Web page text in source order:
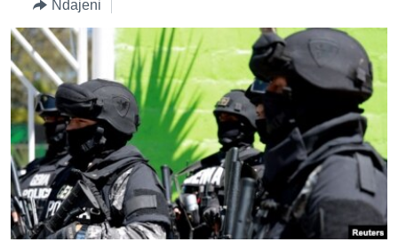
KULTURË
SHKENCË DHE TEKNOLOGJI
SHËNDETËSI
INTERVISTA
DITARI
Gjuhët
Ndajeni